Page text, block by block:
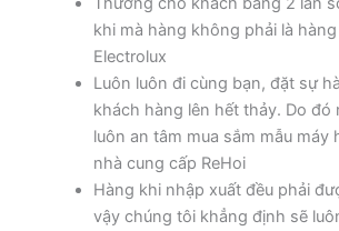
khi mà hàng không phải là
Electrolux
Luôn luôn đi cùng bạn, đặt sự
khách hàng lên hết thảy. Do đó
luôn an tâm mua sắm mẫu máy
nhà cung cấp ReHoi
Hàng khi nhập xuất đều phải
vậy chúng tôi khẳng định sẽ